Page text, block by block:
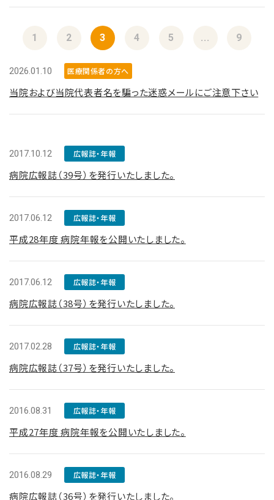
1 2 3 4 5 ... 9
2026.01.10 医療関係者の方へ
当院および当院代表者名を騙った迷惑メールにご注意下さい
2017.10.12 広報誌・年報
病院広報誌（39号）を発行いたしました。
2017.06.12 広報誌・年報
平成28年度 病院年報を公開いたしました。
2017.06.12 広報誌・年報
病院広報誌（38号）を発行いたしました。
2017.02.28 広報誌・年報
病院広報誌（37号）を発行いたしました。
2016.08.31 広報誌・年報
平成27年度 病院年報を公開いたしました。
2016.08.29 広報誌・年報
病院広報誌（36号）を発行いたしました。